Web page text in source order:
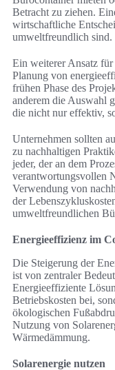
Betracht zu ziehen.
wirtschaftliche
umweltfreundlich sind.
Ein weiterer Ansatz für
Planung von
frühen Phase des
anderem die Auswahl
die nicht nur effektiv,
Unternehmen sollten
zu nachhaltigen
jeder, der an dem
verantwortungsvollen
Verwendung von
der
umweltfreundlichen
Energieeffizienz im
Die Steigerung der
ist von zentraler
Energieeffiziente
Betriebskosten bei,
ökologischen
Nutzung von
Wärmedämmung.
Solarenergie nutzen